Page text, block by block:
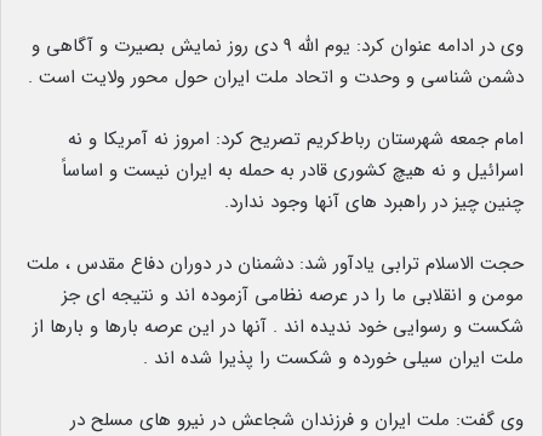
وی در ادامه عنوان کرد: یوم الله ۹ دی روز نمایش بصیرت و آگاهی و
دشمن شناسی و وحدت و اتحاد ملت ایران حول محور ولایت است .
امام جمعه شهرستان رباط‌کریم تصریح کرد: امروز نه آمریکا و نه
اسرائیل و نه هیچ کشوری قادر به حمله به ایران نیست و اساساً
چنین چیز در راهبرد های آنها وجود ندارد.
حجت الاسلام ترابی یادآور شد: دشمنان در دوران دفاع مقدس ، ملت
مومن و انقلابی ما را در عرصه نظامی آزموده اند و نتیجه ای جز
شکست و رسوایی خود ندیده اند . آنها در این عرصه بارها و بارها از
ملت ایران سیلی خورده و شکست را پذیرا شده اند .
وی گفت: ملت ایران و فرزندان شجاعش در نیرو های مسلح در